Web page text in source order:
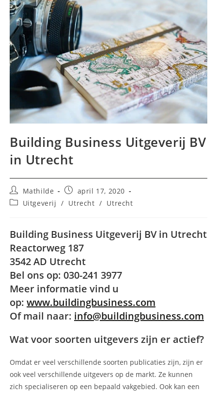
Building Business Uitgeverij BV
in Utrecht
Bericht
auteur:
Mathilde
Bericht
gepubliceerd
op:
april 17, 2020
Berichtcategorie:
Uitgeverij / Utrecht / Utrecht
Building Business Uitgeverij BV in Utrecht
Reactorweg 187
3542 AD Utrecht
Bel ons op: 030-241 3977
Meer informatie vind u
op: www.buildingbusiness.com
Of mail naar: info@buildingbusiness.com
Wat voor soorten uitgevers zijn er actief?
Omdat er veel verschillende soorten publicaties zijn, zijn er
ook veel verschillende uitgevers op de markt. Ze kunnen
zich specialiseren op een bepaald vakgebied. Ook kan een